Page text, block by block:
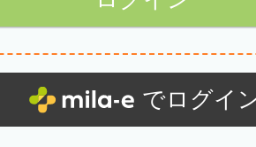
でログイ